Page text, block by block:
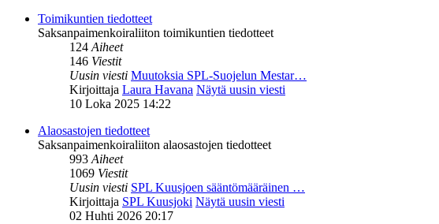
Toimikuntien tiedotteet
Saksanpaimenkoiraliiton toimikuntien tiedotteet
124Aiheet
146 Viestit
Uusin viesti Muutoksia SPL-Suojelun Mestar…
Kirjoittaja Laura Havana Näytä uusin viesti
10 Loka 2025 14:22
Alaosastojen tiedotteet
Saksanpaimenkoiraliiton alaosastojen tiedotteet
993Aiheet
1069 Viestit
Uusin viesti SPL Kuusjoen sääntömääräinen …
Kirjoittaja SPL Kuusjoki Näytä uusin viesti
02 Huhti 2026 20:17